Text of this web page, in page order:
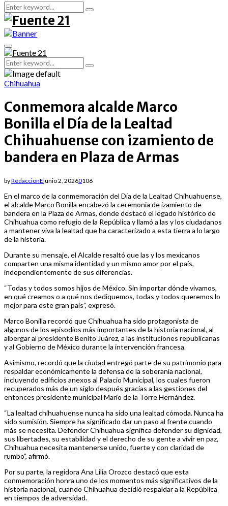
Search
for:
Search
Primary
Menu
Search
for:
Search
Chihuahua
Conmemora alcalde Marco
Bonilla el Día de la Lealtad
Chihuahuense con izamiento de
bandera en Plaza de Armas
byRedaccionEjunio 2, 20260106
En el marco de la conmemoración del Día de la Lealtad Chihuahuense,
el alcalde Marco Bonilla encabezó la ceremonia de izamiento de
bandera en la Plaza de Armas, donde destacó el legado histórico de
Chihuahua como refugio de la República y llamó a las y los ciudadanos
a mantener viva la lealtad que ha caracterizado a esta tierra a lo largo
de la historia.
Durante su mensaje, el Alcalde resaltó que las y los mexicanos
comparten una misma identidad y un mismo amor por el país,
independientemente de sus diferencias.
“Todas y todos somos hijos de México. Sin importar dónde vivamos,
en qué creamos o a qué nos dediquemos, todas y todos queremos lo
mejor para este gran país”, expresó.
Marco Bonilla recordó que Chihuahua ha sido protagonista de
algunos de los episodios más importantes de la historia nacional, al
albergar al presidente Benito Juárez, a las instituciones republicanas
y al Gobierno de México durante la intervención francesa.
Asimismo, recordó que la ciudad entregó parte de su patrimonio para
respaldar económicamente la defensa de la soberanía nacional,
incluyendo edificios anexos al Palacio Municipal, los cuales fueron
recuperados más de un siglo después gracias a las gestiones del
entonces presidente municipal Mario de la Torre Hernández.
“La lealtad chihuahuense nunca ha sido una lealtad cómoda. Nunca ha
sido sumisión. Siempre ha significado dar un paso al frente cuando
más se necesita. Defender Chihuahua significa defender su dignidad,
sus libertades, su estabilidad y el derecho de su gente a vivir en paz,
Chihuahua necesita mantenerse unido, fuerte y con claridad de
rumbo”, afirmó.
Por su parte, la regidora Ana Lilia Orozco destacó que esta
conmemoración honra uno de los momentos más significativos de la
historia nacional, cuando Chihuahua decidió respaldar a la República
en tiempos de adversidad.